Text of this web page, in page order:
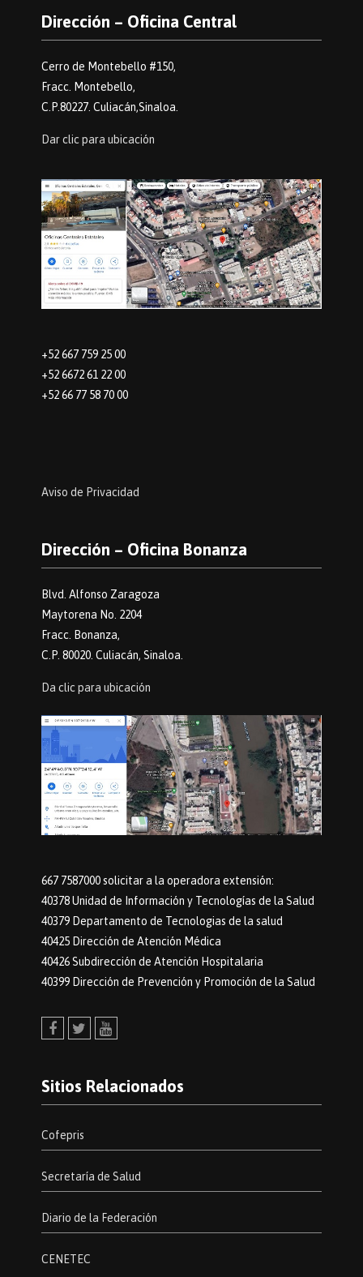
Dirección – Oficina Central
Cerro de Montebello #150,
Fracc. Montebello,
C.P.80227. Culiacán,Sinaloa.
Dar clic para ubicación
+52 667 759 25 00
+52 6672 61 22 00
+52 66 77 58 70 00
Aviso de Privacidad
Dirección – Oficina Bonanza
Blvd. Alfonso Zaragoza
Maytorena No. 2204
Fracc. Bonanza,
C.P. 80020. Culiacán, Sinaloa.
Da clic para ubicación
667 7587000 solicitar a la operadora extensión:
40378 Unidad de Información y Tecnologías de la Salud
40379 Departamento de Tecnologias de la salud
40425 Dirección de Atención Médica
40426 Subdirección de Atención Hospitalaria
40399 Dirección de Prevención y Promoción de la Salud
Sitios Relacionados
Cofepris
Secretaría de Salud
Diario de la Federación
CENETEC